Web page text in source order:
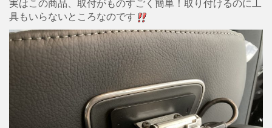
実はこの商品、取付がものすごく簡単！取り付けるのに工
具もいらないところなのです